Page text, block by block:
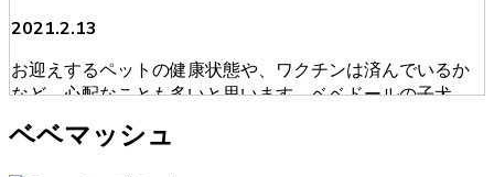
2021.2.13
お迎えするペットの健康状態や、ワクチンは済んでいるか
など、心配なことも多いと思います。ベベドールの子犬
は、獣医師による健康診断を必ず受けております。ブリー
ダーが販売・購入に当たって安心できる育成を慎重に行っ
ベベマッシュ